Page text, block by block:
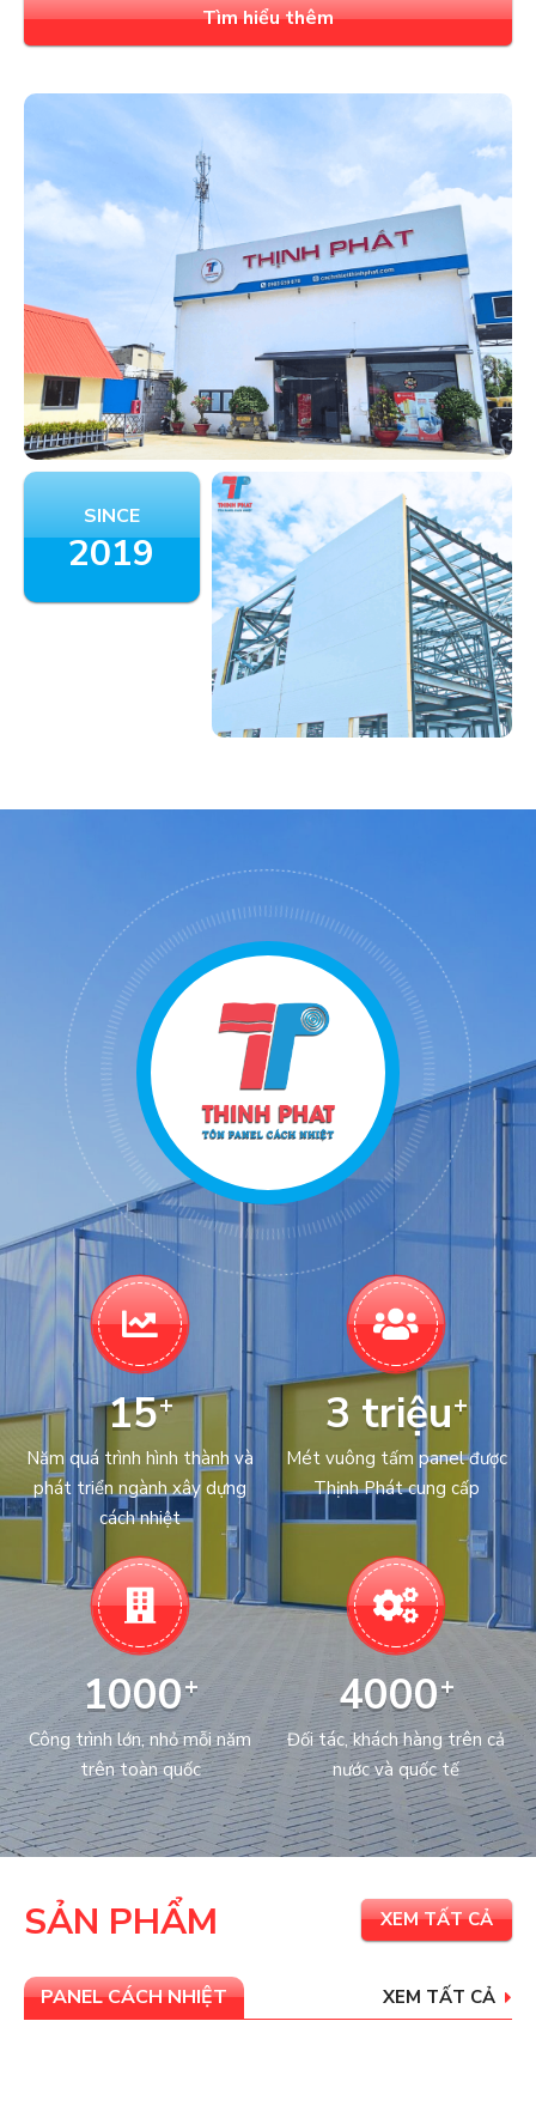
SINCE
2019
Tìm hiểu thêm
15+
Năm quá trình hình thành và
phát triển ngành xây dựng
cách nhiệt
3 triệu+
Mét vuông tấm panel được
Thịnh Phát cung cấp
1000+
Công trình lớn, nhỏ mỗi năm
trên toàn quốc
4000+
Đối tác, khách hàng trên cả
nước và quốc tế
SẢN PHẨM XEM TẤT CẢ
PANEL CÁCH NHIỆT XEM TẤT CẢ